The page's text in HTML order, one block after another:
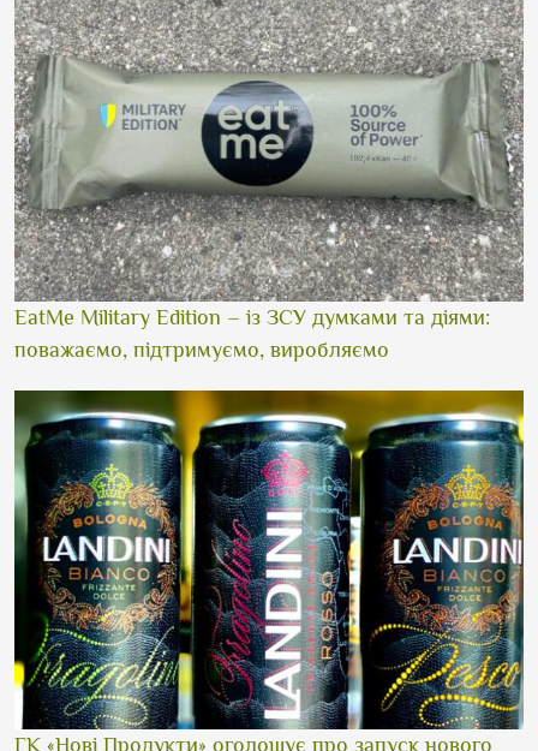
EatMe Military Edition – із ЗСУ думками та діями:
поважаємо, підтримуємо, виробляємо
ГК «Нові Продукти» оголошує про запуск нового